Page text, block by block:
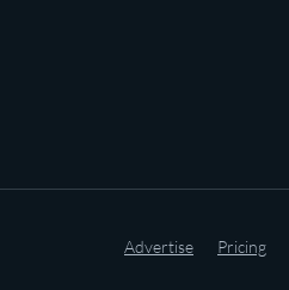
Advertise Pricing